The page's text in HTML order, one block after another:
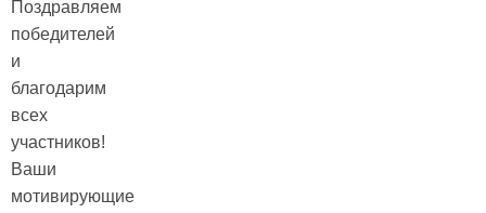
Поздравляем
победителей
и
благодарим
всех
участников!
Ваши
мотивирующие